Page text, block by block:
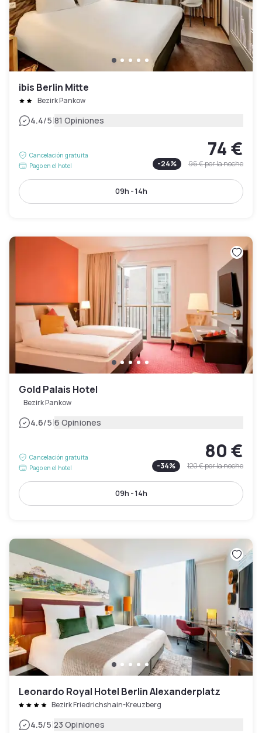
ibis Berlin Mitte
Bezirk Pankow
4.4/5|81 Opiniones
Cancelación gratuita
Pago en el hotel
74 €
-24% 96 €por la noche
09h - 14h
Gold Palais Hotel
Bezirk Pankow
4.6/5|6 Opiniones
Cancelación gratuita
Pago en el hotel
80 €
-34% 120 €por la noche
09h - 14h
Leonardo Royal Hotel Berlin Alexanderplatz
Bezirk Friedrichshain-Kreuzberg
4.5/5|23 Opiniones